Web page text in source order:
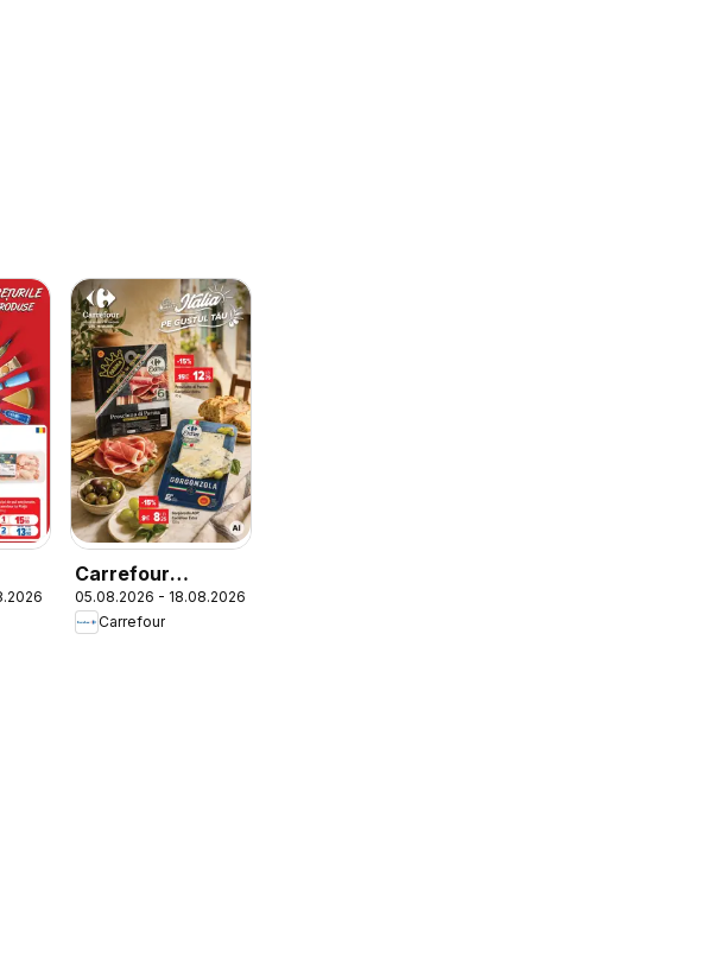
Carrefour
Catalog Special
Italian week
05.08.2026 - 18.08.2026
Carrefour